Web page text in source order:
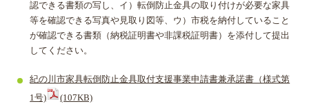
認できる書類の写し、イ）転倒防止金具の取り付けが必要な家具
等を確認できる写真や見取り図等、ウ）市税を納付していること
が確認できる書類（納税証明書や非課税証明書）を添付して提出
してください。
紀の川市家具転倒防止金具取付支援事業申請書兼承諾書（様式第
1号)
(107KB)